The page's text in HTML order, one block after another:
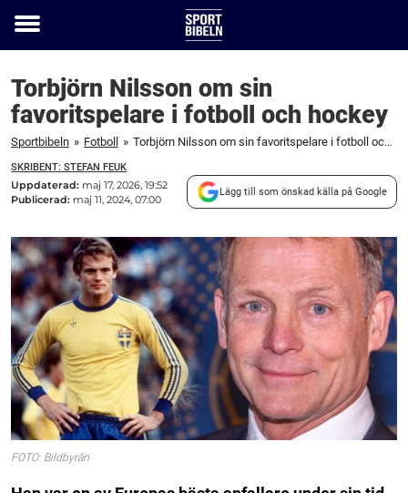
Toggle
Torbjörn Nilsson om sin
favoritspelare i fotboll och hockey
Sportbibeln » Fotboll » Torbjörn Nilsson om sin favoritspelare i fotboll och hockey
SKRIBENT: STEFAN FEUK
Uppdaterad: maj 17, 2026, 19:52
Publicerad: maj 11, 2024, 07:00
Lägg till som önskad källa på Google
FOTO: Bildbyrån